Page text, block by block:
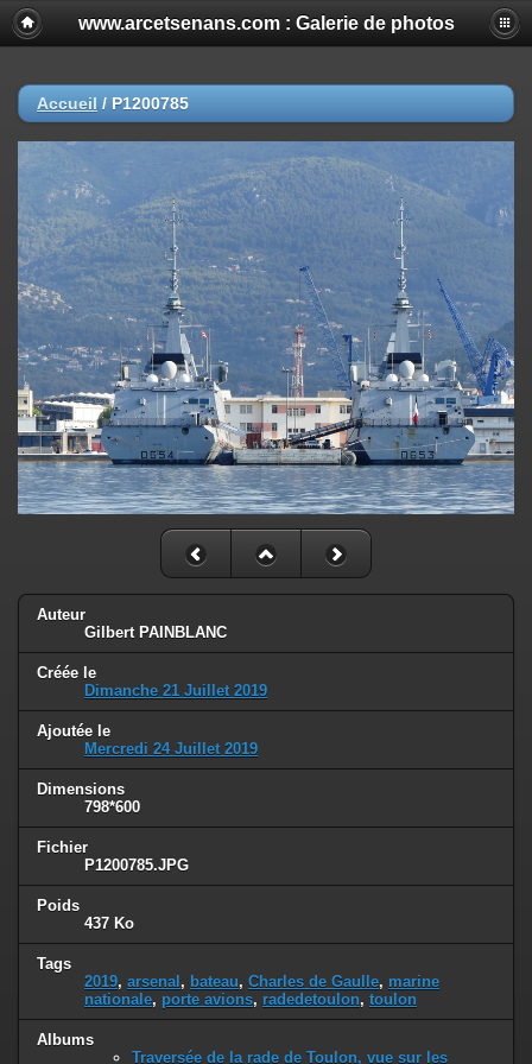
www.arcetsenans.com : Galerie de photos
Accueil / P1200785
Auteur
Gilbert PAINBLANC
Créée le
Dimanche 21 Juillet 2019
Ajoutée le
Mercredi 24 Juillet 2019
Dimensions
798*600
Fichier
P1200785.JPG
Poids
437 Ko
Tags
2019, arsenal, bateau, Charles de Gaulle, marine
nationale, porte avions, radedetoulon, toulon
Albums
Traversée de la rade de Toulon, vue sur les